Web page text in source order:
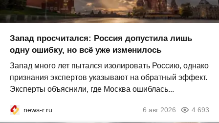
Запад просчитался: Россия допустила лишь
одну ошибку, но всё уже изменилось
Запад много лет пытался изолировать Россию, однако
признания экспертов указывают на обратный эффект.
Эксперты объяснили, где Москва ошиблась...
news-r.ru 6 авг 2026 4 693